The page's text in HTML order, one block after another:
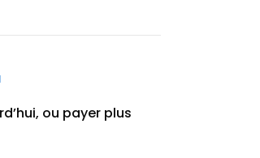
ou payer plus